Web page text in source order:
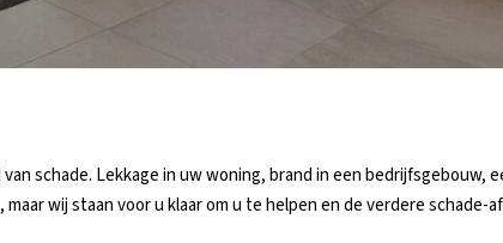
schade. Lekkage in uw woning, brand in een bedrijfsgebouw,
wij staan voor u klaar om u te helpen en de verdere schade-